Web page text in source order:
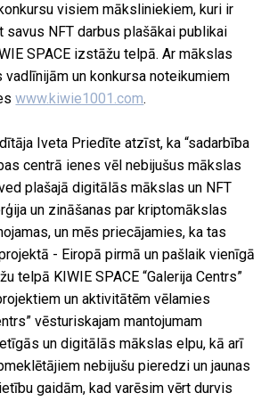
visiem māksliniekiem, kuri ir
NFT darbus plašākai publikai
SPACE izstāžu telpā. Ar mākslas
vadlīnijām un konkursa noteikumiem
www.kiwie1001.com.
Iveta Priedīte atzīst, ka “sadarbība
centrā ienes vēl nebijušus mākslas
plašajā digitālās mākslas un NFT
un zināšanas par kriptomākslas
un mēs priecājamies, ka tas
- Eiropā pirmā un pašlaik vienīgā
telpā KIWIE SPACE “Galerija Centrs”
un aktivitātēm vēlamies
vēsturiskajam mantojumam
un digitālās mākslas elpu, kā arī
nebijušu pieredzi un jaunas
gaidām, kad varēsim vērt durvis